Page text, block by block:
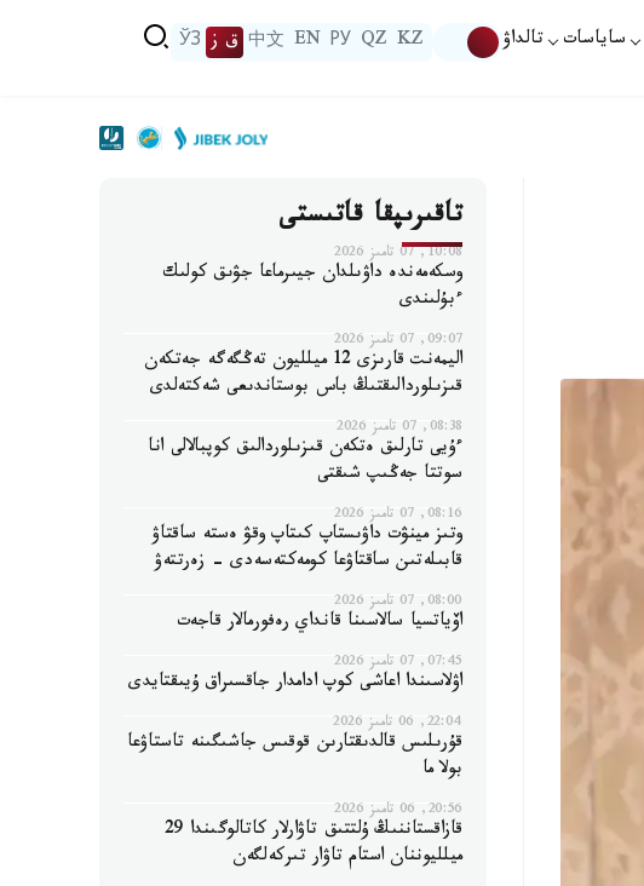
ساياسات تالداۋ KZ
QZ
РУ
EN
中文 ق ز ЎЗ
تاقىرىپقا قاتىستى
10:08, 07 تامىز 2026
وسكەمەندە داۋىلدان جيىرماعا جۋىق كولىك
ءبۇلىندى
09:07, 07 تامىز 2026
اليمەنت قارىزى 12 ميلليون تەڭگەگە جەتكەن
قىزىلوردالىقتىڭ باس بوستاندىعى شەكتەلدى
08:38, 07 تامىز 2026
ءۇيى تارلىق ەتكەن قىزىلوردالىق كوپبالالى انا
سوتتا جەڭىپ شىقتى
08:16, 07 تامىز 2026
وتىز مينۋت داۋىستاپ كىتاپ وقۋ ەستە ساقتاۋ
قابىلەتىن ساقتاۋعا كومەكتەسەدى - زەرتتەۋ
08:00, 07 تامىز 2026
اۆياتسيا سالاسىنا قانداي رەفورمالار قاجەت
07:45, 07 تامىز 2026
اۋلاسىندا اعاشى كوپ ادامدار جاقسىراق ۇيىقتايدى
22:04, 06 تامىز 2026
قۇرىلىس قالدىقتارىن قوقىس جاشىگىنە تاستاۋعا
بولا ما
20:56, 06 تامىز 2026
قازاقستاننىڭ ۇلتتىق تاۋارلار كاتالوگىندا 29
ميلليوننان استام تاۋار تىركەلگەن